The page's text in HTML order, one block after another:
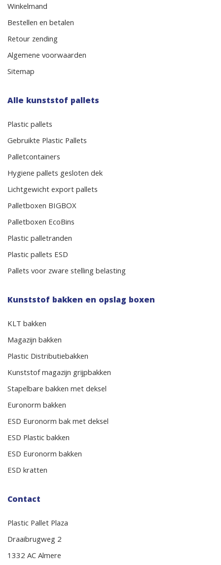
Winkelmand
Bestellen en betalen
Retour zending
Algemene voorwaarden
Sitemap
Alle kunststof pallets
Plastic pallets
Gebruikte Plastic Pallets
Palletcontainers
Hygiene pallets gesloten dek
Lichtgewicht export pallets
Palletboxen BIGBOX
Palletboxen EcoBins
Plastic palletranden
Plastic pallets ESD
Pallets voor zware stelling belasting
Kunststof bakken en opslag boxen
KLT bakken
Magazijn bakken
Plastic Distributiebakken
Kunststof magazijn grijpbakken
Stapelbare bakken met deksel
Euronorm bakken
ESD Euronorm bak met deksel
ESD Plastic bakken
ESD Euronorm bakken
ESD kratten
Contact
Plastic Pallet Plaza
Draaibrugweg 2
1332 AC Almere